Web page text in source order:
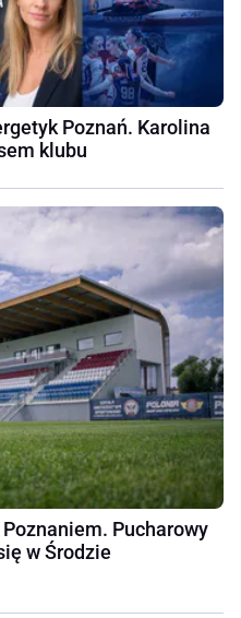
Poznań. Karolina
klubu
Pucharowy
w Środzie